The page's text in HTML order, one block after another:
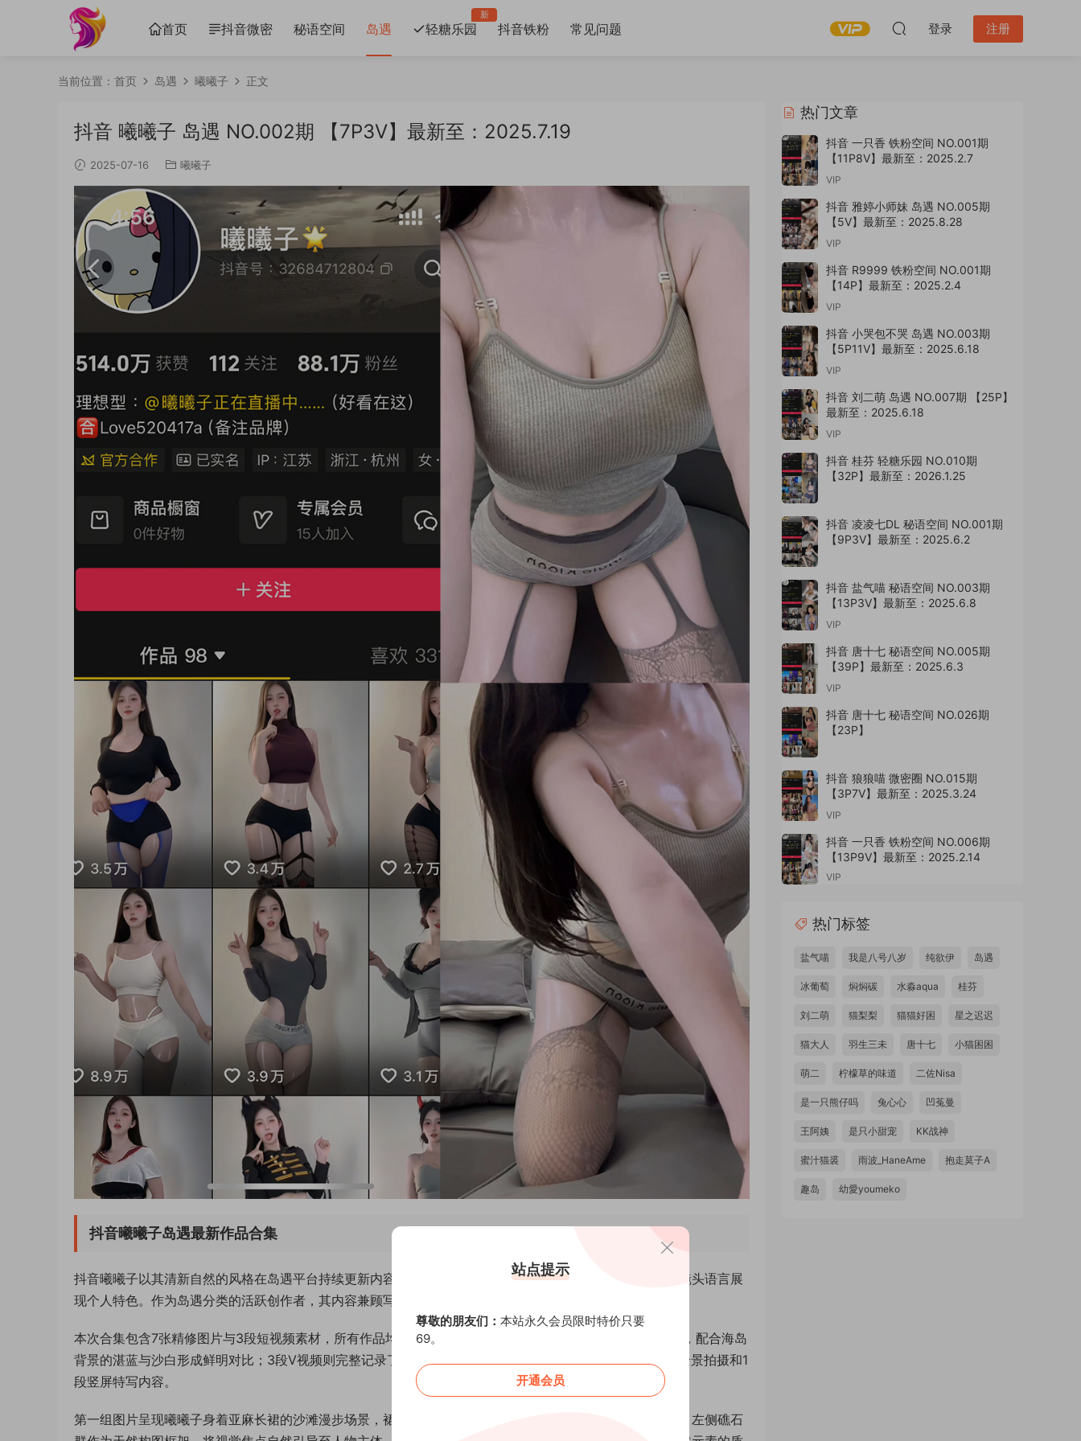
首页 抖音微密 秘语空间 岛遇 轻糖乐园
新
抖音铁粉 常见问题 登录 注册
当前位置： 首页 岛遇 曦曦子 正文
抖音 曦曦子 岛遇 NO.002期 【7P3V】最新至：2025.7.19
2025-07-16 曦曦子
抖音曦曦子岛遇最新作品合集
抖音曦曦子以其清新自然的风格在岛遇平台持续更新内容，作品以日常穿搭与海岛风情为主题，通过细腻的镜头语言展
现个人特色。作为岛遇分类的活跃创作者，其内容兼顾写实与艺术感，尤其擅长利用光影效果突出画面层次。
本次合集包含7张精修图片与3段短视频素材，所有作品均拍摄于2025年夏季。P图作品采用低饱和色调处理，配合海岛
背景的湛蓝与沙白形成鲜明对比；3段V视频则完整记录了从日出到黄昏的光线变化过程，其中包含2段横屏全景拍摄和1
段竖屏特写内容。
第一组图片呈现曦曦子身着亚麻长裙的沙滩漫步场景，裙摆随风扬起的褶皱与浪花飞溅的轨迹形成动态呼应。左侧礁石
热门文章
抖音 一只香 铁粉空间 NO.001期
【11P8V】最新至：2025.2.7
VIP
抖音 雅婷小师妹 岛遇 NO.005期
【5V】最新至：2025.8.28
VIP
抖音 R9999 铁粉空间 NO.001期
【14P】最新至：2025.2.4
VIP
抖音 小哭包不哭 岛遇 NO.003期
【5P11V】最新至：2025.6.18
VIP
抖音 刘二萌 岛遇 NO.007期 【25P】
最新至：2025.6.18
VIP
抖音 桂芬 轻糖乐园 NO.010期
【32P】最新至：2026.1.25
抖音 凌凌七DL 秘语空间 NO.001期
【9P3V】最新至：2025.6.2
抖音 盐气喵 秘语空间 NO.003期
【13P3V】最新至：2025.6.8
VIP
抖音 唐十七 秘语空间 NO.005期
【39P】最新至：2025.6.3
VIP
抖音 唐十七 秘语空间 NO.026期
【23P】
抖音 狼狼喵 微密圈 NO.015期
【3P7V】最新至：2025.3.24
VIP
抖音 一只香 铁粉空间 NO.006期
【13P9V】最新至：2025.2.14
VIP
热门标签
盐气喵 我是八号八岁 纯欲伊 岛遇
冰葡萄 焖焖碳 水淼aqua 桂芬
刘二萌 猫梨梨 猫猫好困 星之迟迟
猫大人 羽生三未 唐十七 小猫困困
萌二 柠檬草的味道 二佐Nisa
是一只熊仔吗 兔心心 凹菟曼
王阿姨 是只小甜宠 KK战神
蜜汁猫裘 雨波_HaneAme 抱走莫子A
趣岛 幼愛youmeko
站点提示
尊敬的朋友们： 本站永久会员限时特价只要
69。
开通会员